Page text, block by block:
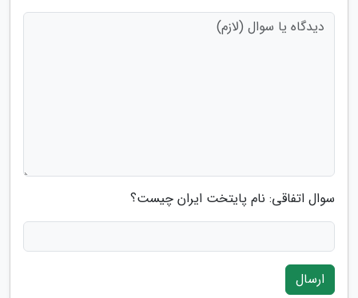
سوال اتفاقی: نام پایتخت ایران چیست؟
ارسال